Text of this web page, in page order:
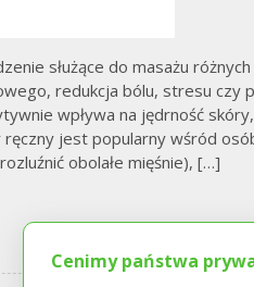
służące do masażu
redukcja bólu, stresu czy
wpływa na jędrność
jest popularny wśród
obolałe mięśnie), […]
Cenimy państwa